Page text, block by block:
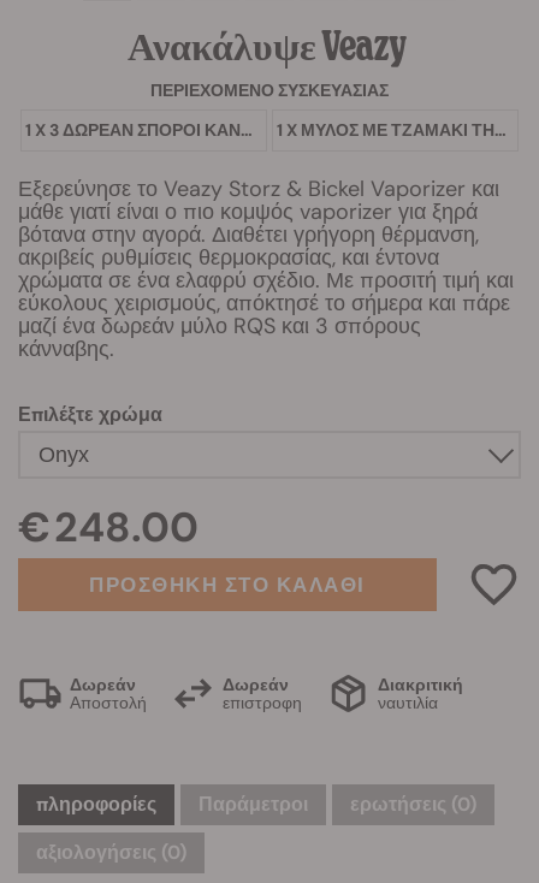
Ανακάλυψε Veazy
ΠΕΡΙΕΧΌΜΕΝΟ ΣΥΣΚΕΥΑΣΊΑΣ
1 X 3 ΔΩΡΕΆΝ ΣΠΌΡΟΙ ΚΆΝΝΑΒΗΣ
1 X ΜΎΛΟΣ ΜΕ ΤΖΑΜΆΚΙ ΤΗΣ RQS
Εξερεύνησε το Veazy Storz & Bickel Vaporizer και
μάθε γιατί είναι ο πιο κομψός vaporizer για ξηρά
βότανα στην αγορά. Διαθέτει γρήγορη θέρμανση,
ακριβείς ρυθμίσεις θερμοκρασίας, και έντονα
χρώματα σε ένα ελαφρύ σχέδιο. Με προσιτή τιμή και
εύκολους χειρισμούς, απόκτησέ το σήμερα και πάρε
μαζί ένα δωρεάν μύλο RQS και 3 σπόρους
κάνναβης.
Επιλέξτε χρώμα
€ 248.00
ΠΡΟΣΘΗΚΗ ΣΤΟ ΚΑΛΑΘΙ
Δωρεάν
Αποστολή
Δωρεάν
επιστροφη
Διακριτική
ναυτιλία
πληροφορίες Παράμετροι ερωτήσεις (0)
αξιολογήσεις (0)